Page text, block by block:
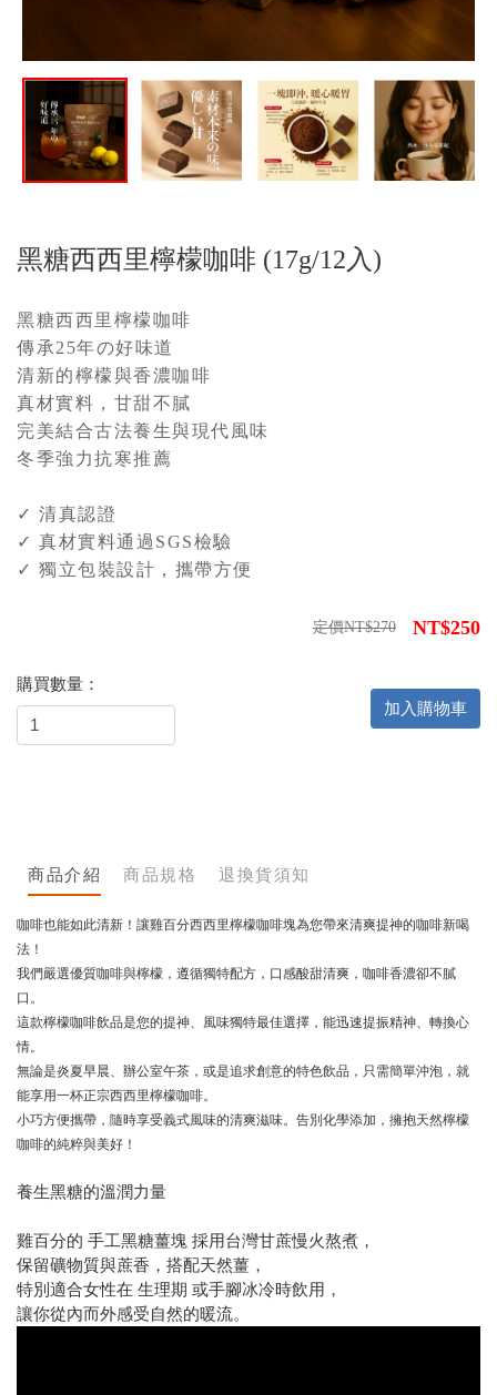
黑糖西西里檸檬咖啡 (17g/12入)
黑糖西西里檸檬咖啡
傳承25年の好味道
清新的檸檬與香濃咖啡
真材實料，甘甜不膩
完美結合古法養生與現代風味
冬季強力抗寒推薦
✓ 清真認證
✓ 真材實料通過SGS檢驗
✓ 獨立包裝設計，攜帶方便
定價NT$270 NT$250
購買數量：
加入購物車
商品介紹 商品規格 退換貨須知
咖啡也能如此清新！讓雞百分西西里檸檬咖啡塊為您帶來清爽提神的咖啡新喝
法！
我們嚴選優質咖啡與檸檬，遵循獨特配方，口感酸甜清爽，咖啡香濃卻不膩
口。
這款檸檬咖啡飲品是您的提神、風味獨特最佳選擇，能迅速提振精神、轉換心
情。
無論是炎夏早晨、辦公室午茶，或是追求創意的特色飲品，只需簡單沖泡，就
能享用一杯正宗西西里檸檬咖啡。
小巧方便攜帶，隨時享受義式風味的清爽滋味。告別化學添加，擁抱天然檸檬
咖啡的純粹與美好！
養生黑糖的溫潤力量
雞百分的 手工黑糖薑塊 採用台灣甘蔗慢火熬煮，
保留礦物質與蔗香，搭配天然薑，
特別適合女性在 生理期 或手腳冰冷時飲用，
讓你從內而外感受自然的暖流。